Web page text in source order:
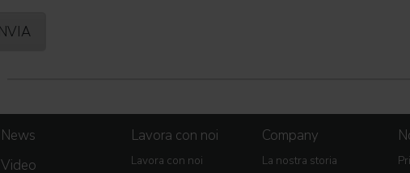
News
Video
Lavora con noi
Lavora con noi
Company
La nostra storia